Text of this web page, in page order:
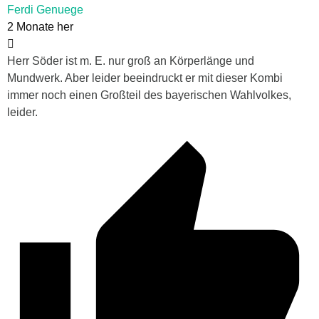
Ferdi Genuege
2 Monate her
Herr Söder ist m. E. nur groß an Körperlänge und
Mundwerk. Aber leider beeindruckt er mit dieser Kombi
immer noch einen Großteil des bayerischen Wahlvolkes,
leider.